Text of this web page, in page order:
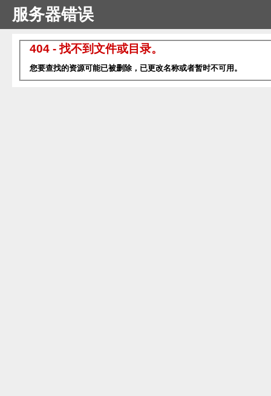
服务器错误
404 - 找不到文件或目录。
您要查找的资源可能已被删除，已更改名称或者暂时不可用。